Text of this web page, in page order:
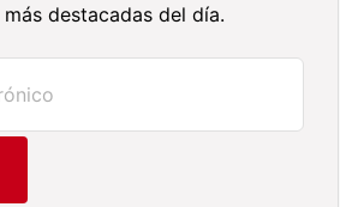
destacadas del día.